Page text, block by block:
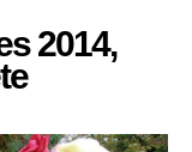
2014,